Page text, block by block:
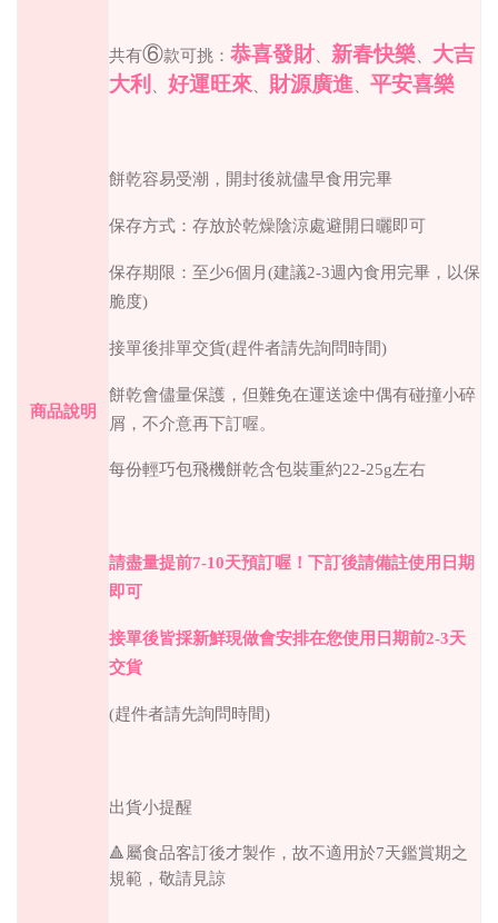
商品說明
共有⑥款可挑： 恭喜發財、 新春快樂
大吉
大利
好運旺來 財源廣進 平安喜樂
餅乾容易受潮，開封後就儘早食用完畢
保存方式：存放於乾燥陰涼處避開日曬即可
保存期限：至少6個月 (建議2-3週內食用完畢，以保
脆度)
接單後排單交貨(趕件者請先詢問時間)
餅乾會儘量保護，但難免在運送途中偶有碰撞小碎
屑，不介意再下訂喔。
每份輕巧包飛機餅乾含包裝重約22-25g左右
請盡量提前7-10天預訂喔！下訂後請備註使用日期
即可
接單後皆採新鮮現做會安排在您使用日期前2-3天
交貨
(趕件者請先詢問時間)
出貨小提醒
🔺 屬食品客訂後才製作，故不適用於7天鑑賞期之
規範，敬請見諒